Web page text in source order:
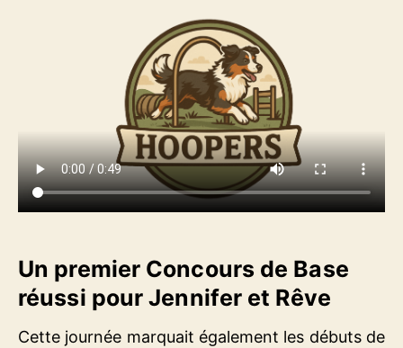
Un premier Concours de Base
réussi pour Jennifer et Rêve
Cette journée marquait également les débuts de